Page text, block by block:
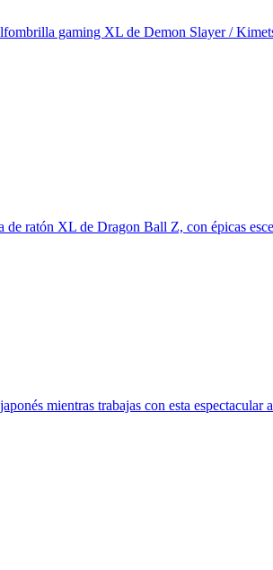
gaming XL de Demon Slayer /
ratón XL de Dragon Ball Z, con épicas
mientras trabajas con esta